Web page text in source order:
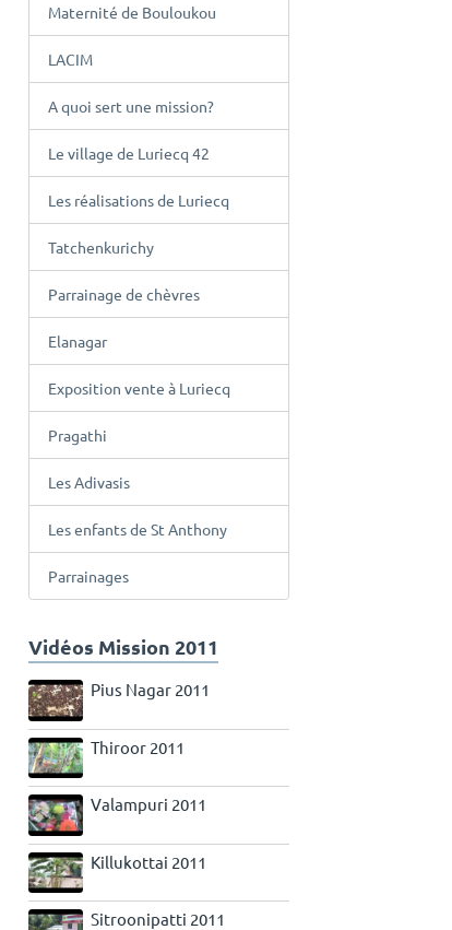
Maternité de Bouloukou
LACIM
A quoi sert une mission?
Le village de Luriecq 42
Les réalisations de Luriecq
Tatchenkurichy
Parrainage de chèvres
Elanagar
Exposition vente à Luriecq
Pragathi
Les Adivasis
Les enfants de St Anthony
Parrainages
Vidéos Mission 2011
Pius Nagar 2011
Thiroor 2011
Valampuri 2011
Killukottai 2011
Sitroonipatti 2011